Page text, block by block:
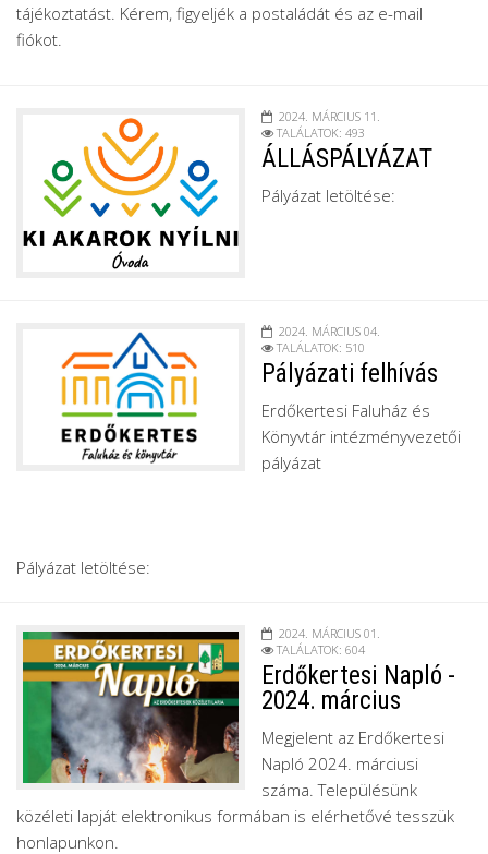
tájékoztatást. Kérem, figyeljék a postaládát és az e-mail
fiókot.
2024. MÁRCIUS 11.
TALÁLATOK: 493
ÁLLÁSPÁLYÁZAT
Pályázat letöltése:
2024. MÁRCIUS 04.
TALÁLATOK: 510
Pályázati felhívás
Erdőkertesi Faluház és
Könyvtár intézményvezetői
pályázat
Pályázat letöltése:
2024. MÁRCIUS 01.
TALÁLATOK: 604
Erdőkertesi Napló -
2024. március
Megjelent az Erdőkertesi
Napló 2024. márciusi
száma. Településünk
közéleti lapját elektronikus formában is elérhetővé tesszük
honlapunkon.